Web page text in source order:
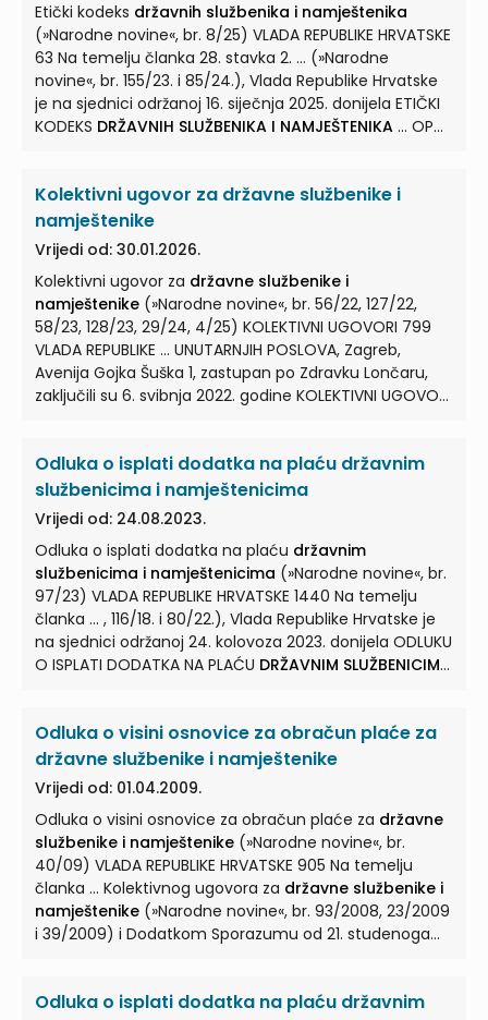
Etički kodeks državnih službenika i namještenika
(»Narodne novine«, br. 8/25) VLADA REPUBLIKE HRVATSKE
63 Na temelju članka 28. stavka 2. ... (»Narodne
novine«, br. 155/23. i 85/24.), Vlada Republike Hrvatske
je na sjednici održanoj 16. siječnja 2025. donijela ETIČKI
KODEKS DRŽAVNIH SLUŽBENIKA I NAMJEŠTENIKA ... OPĆE
daljnjem tekstu: Etički kodeks), uređuju se pravila ...
ponašanja, komunikacija i ostali standardi u državnoj
službi. (2) Etičkim kodeksom također se utvrđuju etička
načela u skladu s kojima se
namještenici... Odredbe Etičkog kodeksa primjenjuju
se nadržavne službenike i namještenikeu tijelima
državne uprave, pravosudnim tijelima, kaznenim
tijelima, stručnoj ...
Kolektivni ugovor za državne službenike i
namještenike
Vrijedi od: 30.01.2026.
Kolektivni ugovor za državne službenike i
namještenike (»Narodne novine«, br. 56/22, 127/22,
58/23, 128/23, 29/24, 4/25) KOLEKTIVNI UGOVORI 799
VLADA REPUBLIKE ... UNUTARNJIH POSLOVA, Zagreb,
Avenija Gojka Šuška 1, zastupan po Zdravku Lončaru,
zaključili su 6. svibnja 2022. godine KOLEKTIVNI UGOVOR
Ugovora. (3) Ovim Ugovorom utvrđuju se prava i
obveze iz rada i po osnovi radadržavnih službenika i
namještenika ... Službeniku i namješteniku koji odlazi u
mirovinu pripada pravo na otpremninu u visini od dvije
i pol osnovice za izračun plaćedržavnog službenika i
namještenika ... , koja će biti važeća na zadnji dan rada
u državnoj službi prije odlaskadržavnog službenika i
namještenikau mirovinu. ...
Odluka o isplati dodatka na plaću državnim
službenicima i namještenicima
Vrijedi od: 24.08.2023.
Odluka o isplati dodatka na plaću državnim
službenicima i namještenicima (»Narodne novine«, br.
97/23) VLADA REPUBLIKE HRVATSKE 1440 Na temelju
članka ... , 116/18. i 80/22.), Vlada Republike Hrvatske je
na sjednici održanoj 24. kolovoza 2023. donijela ODLUKU
O ISPLATI DODATKA NA PLAĆU DRŽAVNIM SLUŽBENICIMA
državnim tijelima, osim službenicima iz točaka I. – III.
ove Odluke, raspoređenim ... IV. ove Odluke
obračunava se na osnovnu bruto plaću uvećanu za
privremeni dodatak iz Odluke o isplati privremenog
dodatka na plaćudržavnim službenicima i
namještenicima
... Ako sudržavni službenici i
namješteniciraspoređeni na radna mjesta na kojima,
bez dodatka iz ove Odluke, ne ostvaruju Zakonom
propisani iznos minimalne ...
Odluka o visini osnovice za obračun plaće za
državne službenike i namještenike
Vrijedi od: 01.04.2009.
Odluka o visini osnovice za obračun plaće za državne
službenike i namještenike (»Narodne novine«, br.
40/09) VLADA REPUBLIKE HRVATSKE 905 Na temelju
članka ... Kolektivnog ugovora za državne službenike i
namještenike (»Narodne novine«, br. 93/2008, 23/2009
i 39/2009) i Dodatkom Sporazumu od 21. studenoga
VISINI OSNOVICE ZA OBRAČUN PLAĆE ZADRŽAVNE
Odluka o isplati dodatka na plaću državnim